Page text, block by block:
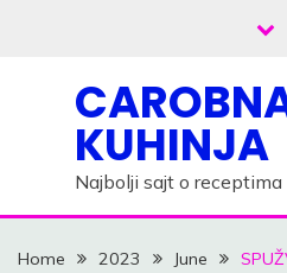
KUHINJA
Najbolji sajt o receptima
Home 2023 June